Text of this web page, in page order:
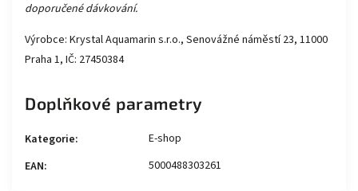
doporučené dávkování.
Výrobce: Krystal Aquamarin s.r.o., Senovážné náměstí 23, 11000
Praha 1, IČ: 27450384
Doplňkové parametry
Kategorie:
E-shop
EAN: 5000488303261